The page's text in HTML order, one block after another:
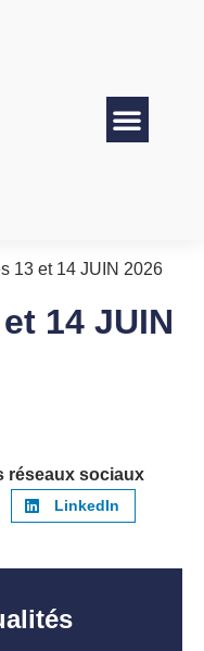
13 et 14 JUIN 2026
14 JUIN
réseaux sociaux
LinkedIn